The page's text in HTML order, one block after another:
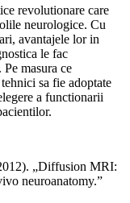
revolutionare care
neurologice. Cu
avantajele lor in
le fac
masura ce
sa fie adoptate
a functionarii
„Diffusion MRI:
neuroanatomy.”